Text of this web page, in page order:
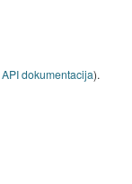
API dokumentacija).